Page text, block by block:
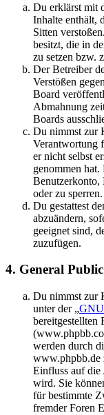
Du erklärst mit
Inhalte enthält,
Sitten
besitzt, die in
zu setzen bzw.
Der Betreiber
Verstößen
Board
Abmahnung
Boards
Du nimmst zur
Verantwortung
er nicht selbst
genommen hat.
Benutzerkonto,
oder zu sperren.
Du gestattest
abzuändern,
geeignet sind,
zuzufügen.
4. General
Du nimmst zur
unter der „GNU
bereitgestellten
werden durch
www.phpbb.de
Einfluss auf die
wird. Sie
für bestimmte
fremder Foren